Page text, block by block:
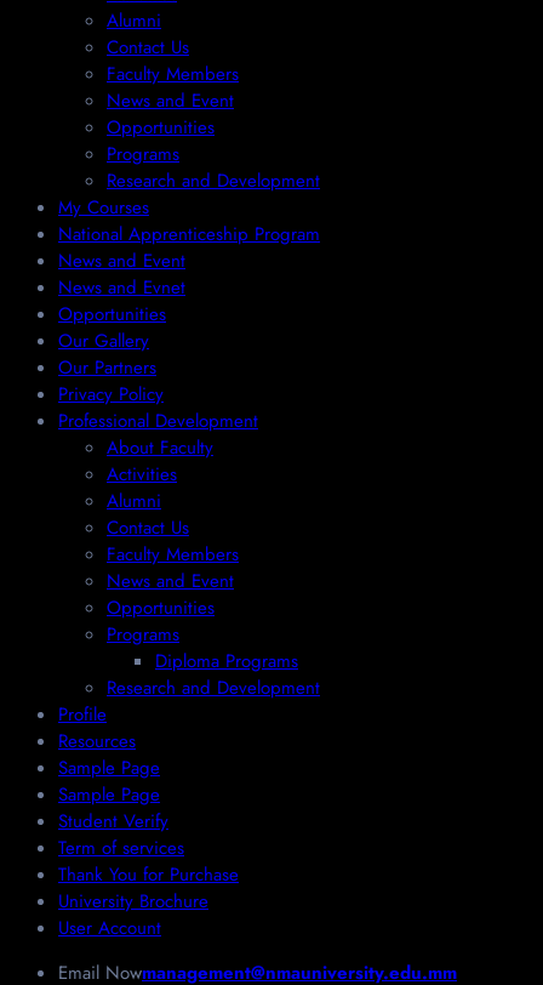
Alumni
Contact Us
Faculty Members
News and Event
Opportunities
Programs
Research and Development
My Courses
National Apprenticeship Program
News and Event
News and Evnet
Opportunities
Our Gallery
Our Partners
Privacy Policy
Professional Development
About Faculty
Activities
Alumni
Contact Us
Faculty Members
News and Event
Opportunities
Programs
Diploma Programs
Research and Development
Profile
Resources
Sample Page
Sample Page
Student Verify
Term of services
Thank You for Purchase
University Brochure
User Account
Email Nowmanagement@nmauniversity.edu.mm